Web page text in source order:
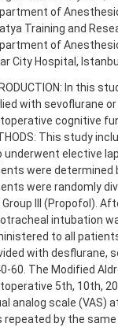
of
Training and
of
City Hospital,
In this
with sevoflurane
cognitive
This study
underwent elective
were determined
were randomly
Group III (Propofol).
intubation
to all
with desflurane,
60. The Modified
5th, 10th,
analog scale (VAS)
repeated by the